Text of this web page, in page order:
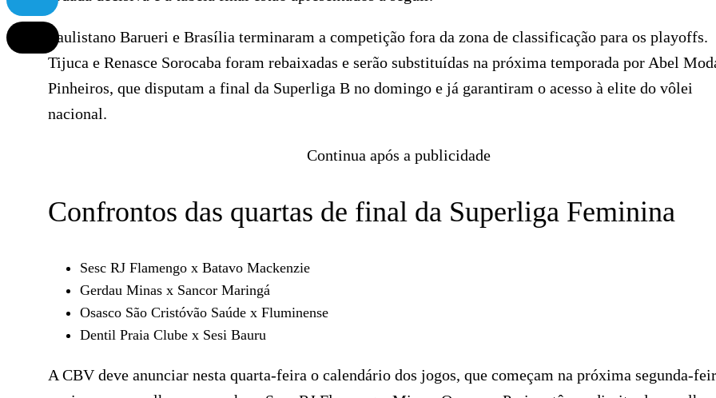
Paulistano Barueri e Brasília terminaram a competição fora da zona de classificação para os playoffs.
Tijuca e Renasce Sorocaba foram rebaixadas e serão substituídas na próxima temporada por Abel
Pinheiros, que disputam a final da Superliga B no domingo e já garantiram o acesso à elite do vôlei
nacional.
Continua após a publicidade
Confrontos das quartas de final da Superliga Feminina
Sesc RJ Flamengo x Batavo Mackenzie
Gerdau Minas x Sancor Maringá
Osasco São Cristóvão Saúde x Fluminense
Dentil Praia Clube x Sesi Bauru
A CBV deve anunciar nesta quarta-feira o calendário dos jogos, que começam na próxima segunda-